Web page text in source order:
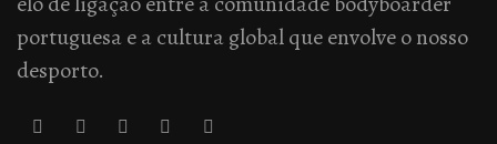
portuguesa e a cultura global que envolve o nosso
desporto.